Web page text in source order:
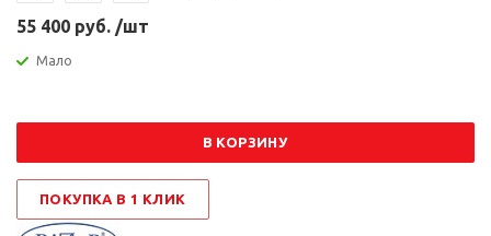
55 400 руб. /шт
Мало
В КОРЗИНУ
ПОКУПКА В 1 КЛИК